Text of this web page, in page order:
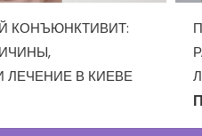
КОНЪЮНКТИВИТ:
ЛЕЧЕНИЕ В КИЕВЕ